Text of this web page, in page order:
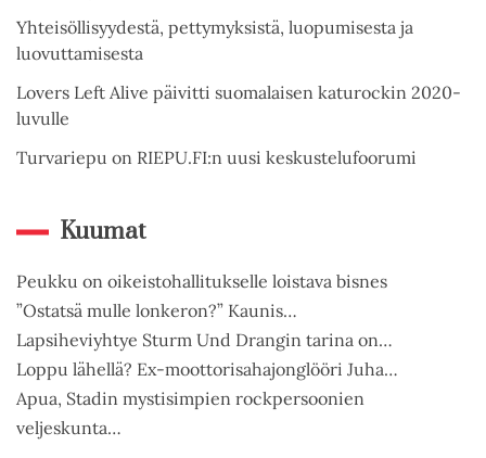
Yhteisöllisyydestä, pettymyksistä, luopumisesta ja
luovuttamisesta
Lovers Left Alive päivitti suomalaisen katurockin 2020-
luvulle
Turvariepu on RIEPU.FI:n uusi keskustelufoorumi
Kuumat
Peukku on oikeistohallitukselle loistava bisnes
”Ostatsä mulle lonkeron?” Kaunis…
Lapsiheviyhtye Sturm Und Drangin tarina on…
Loppu lähellä? Ex-moottorisahajonglööri Juha…
Apua, Stadin mystisimpien rockpersoonien
veljeskunta…